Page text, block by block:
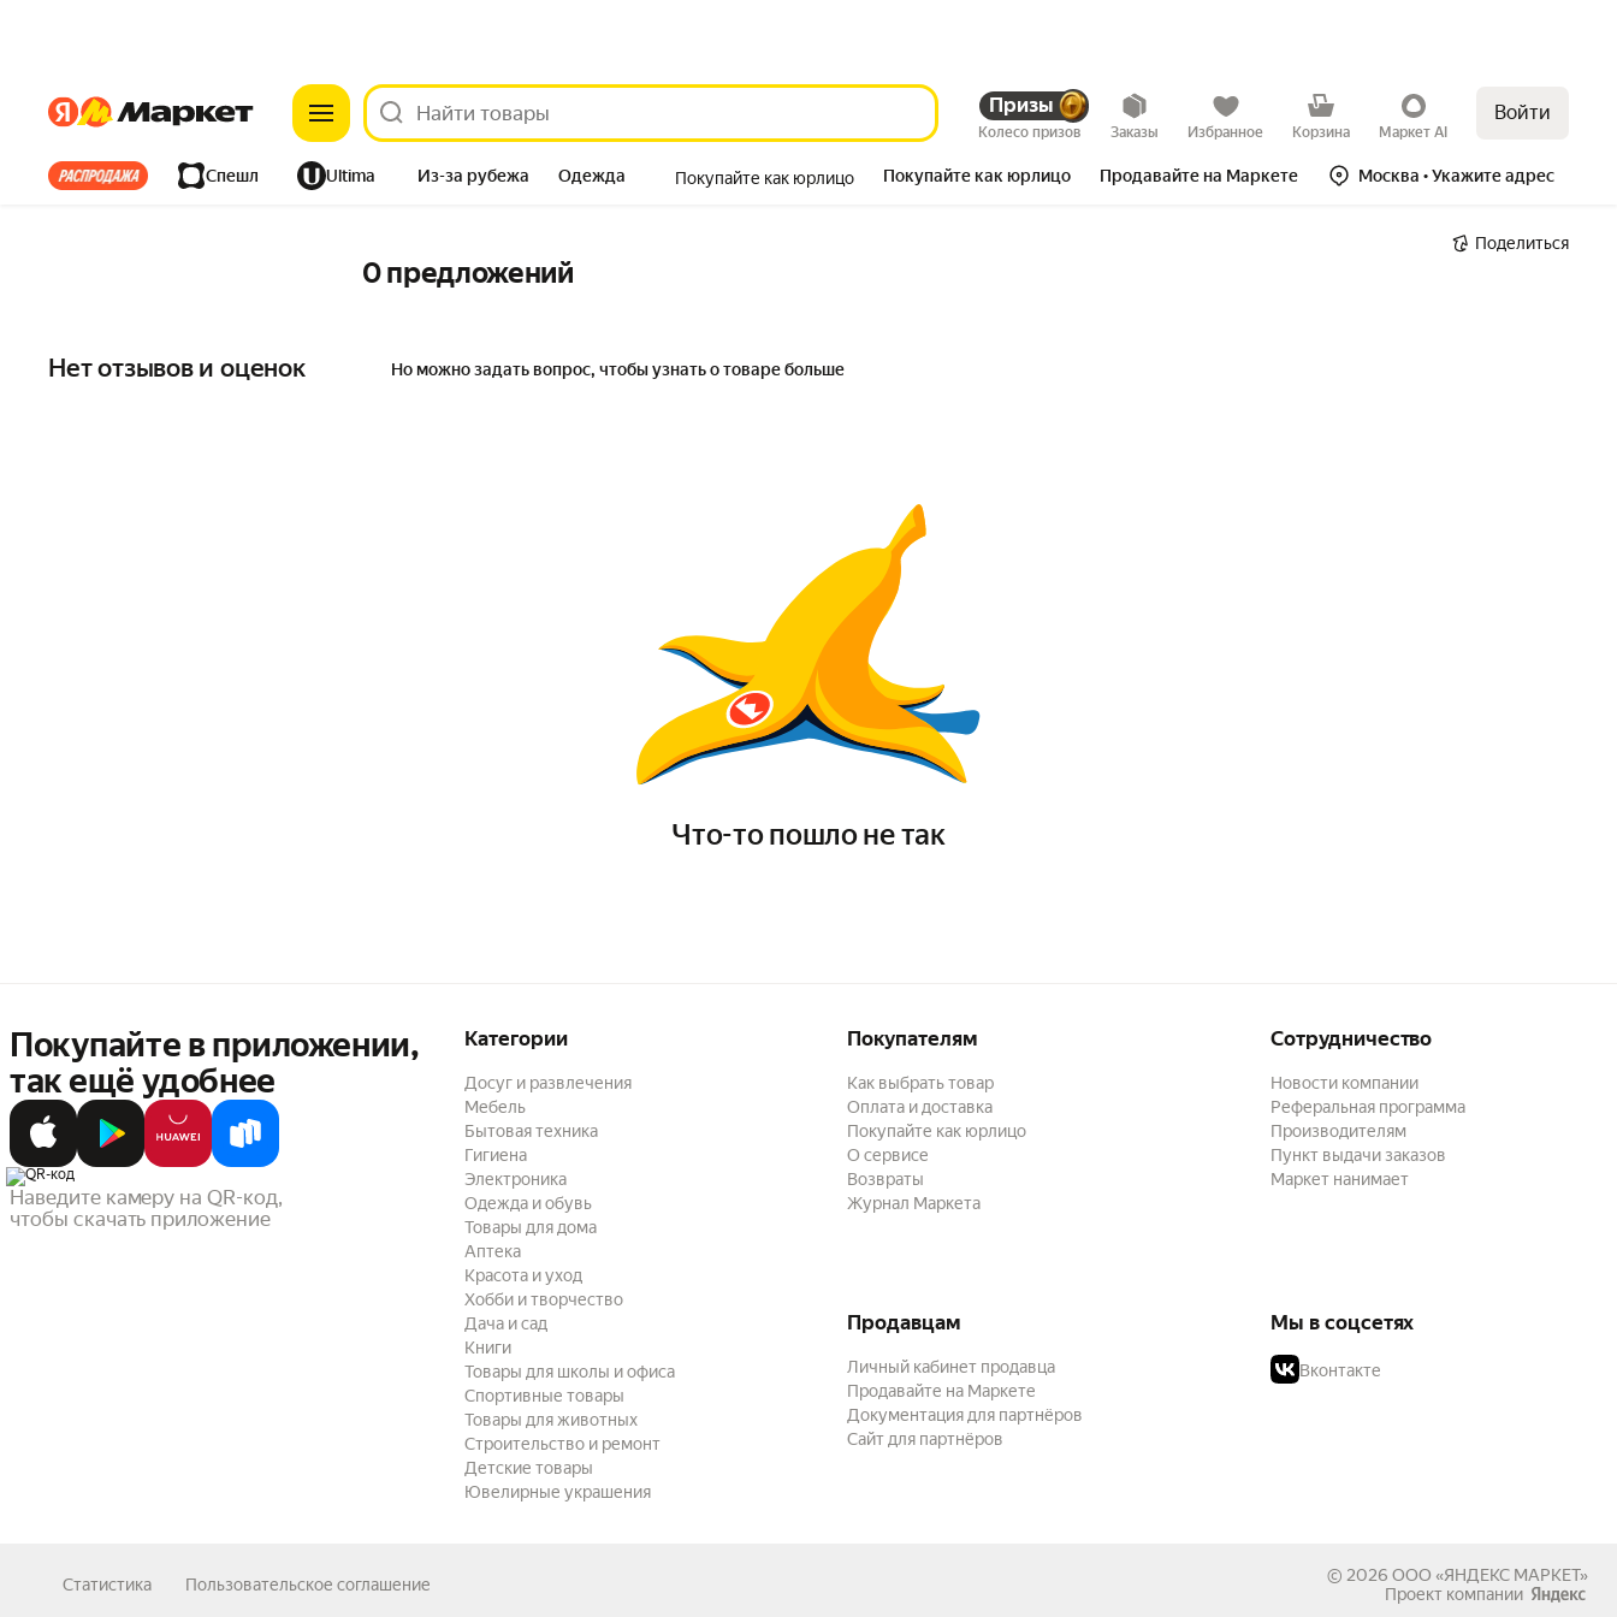
ЯндексЯндекс Призы
Колесо призов Заказы Избранное Корзина Маркет AI
Войти
Все хиты Спешл Ultima Из-за рубежа Одежда Покупайте как юрлицо Покупайте как юрлицо Продавайте на Маркете Москва • Укажите адрес
Поделиться
0 предложений
Нет отзывов и оценок Но можно задать вопрос, чтобы узнать о товаре больше
Что-то пошло не так
Покупайте в приложении,
так ещё удобнее
Наведите камеру на QR-код,
чтобы скачать приложение
Категории
Досуг и развлечения
Мебель
Бытовая техника
Гигиена
Электроника
Одежда и обувь
Товары для дома
Аптека
Красота и уход
Хобби и творчество
Дача и сад
Книги
Товары для школы и офиса
Спортивные товары
Товары для животных
Строительство и ремонт
Детские товары
Ювелирные украшения
Покупателям
Как выбрать товар
Оплата и доставка
Покупайте как юрлицо
О сервисе
Возвраты
Журнал Маркета
Сотрудничество
Новости компании
Реферальная программа
Производителям
Пункт выдачи заказов
Маркет нанимает
Продавцам
Личный кабинет продавца
Продавайте на Маркете
Документация для партнёров
Сайт для партнёров
Мы в соцсетях
Вконтакте
Статистика Пользовательское соглашение © 2026 ООО «ЯНДЕКС МАРКЕТ»
Проект компании